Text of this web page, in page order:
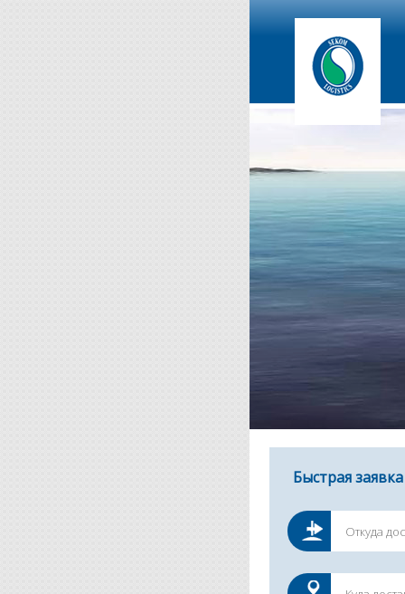
Быстрая заявка